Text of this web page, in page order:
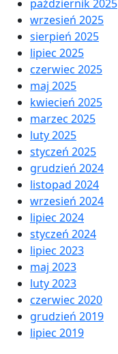
październik 2025
wrzesień 2025
sierpień 2025
lipiec 2025
czerwiec 2025
maj 2025
kwiecień 2025
marzec 2025
luty 2025
styczeń 2025
grudzień 2024
listopad 2024
wrzesień 2024
lipiec 2024
styczeń 2024
lipiec 2023
maj 2023
luty 2023
czerwiec 2020
grudzień 2019
lipiec 2019